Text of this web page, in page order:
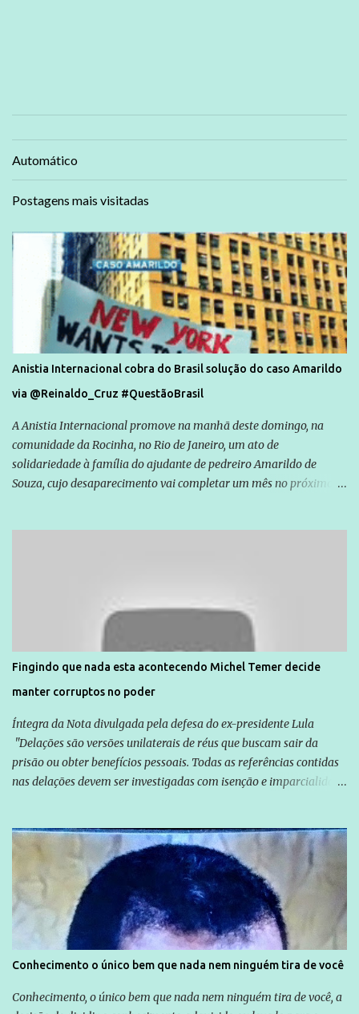
Automático
Postagens mais visitadas
Anistia Internacional cobra do Brasil solução do caso Amarildo
via @Reinaldo_Cruz #QuestãoBrasil
A Anistia Internacional promove na manhã deste domingo, na
comunidade da Rocinha, no Rio de Janeiro, um ato de
solidariedade à família do ajudante de pedreiro Amarildo de
Souza, cujo desaparecimento vai completar um mês no próximo
são vítimas de violência, estão em situação de risco ou têm seus
direitos violados. Leia mais: Anistia Internacional cobra do Brasil
solução do caso Amarildo - Terra Brasil
Fingindo que nada esta acontecendo Michel Temer decide
manter corruptos no poder
Íntegra da Nota divulgada pela defesa do ex-presidente Lula
"Delações são versões unilaterais de réus que buscam sair da
prisão ou obter benefícios pessoais. Todas as referências contidas
nas delações devem ser investigadas com isenção e imparcialidade
Globo manteve com o Grupo Odebrecht, citada na delação de
Emílio Odebrecht. Lula sempre atuou para promover o Brasil no
exterior, e não para promover determinadas empresas ou
empresários" Assina a nota o advogado Cristiano Zanin Martins
Conhecimento o único bem que nada nem ninguém tira de você
Conhecimento, o único bem que nada nem ninguém tira de você, a